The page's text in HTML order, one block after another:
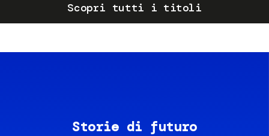
Scopri tutti i titoli
Storie di futuro